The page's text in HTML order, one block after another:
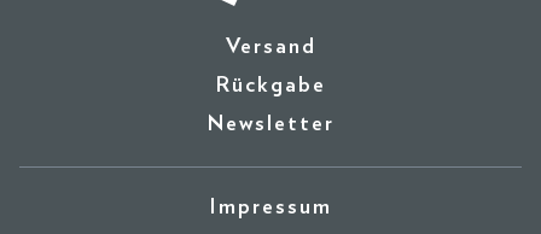
Versand
Rückgabe
Newsletter
Impressum